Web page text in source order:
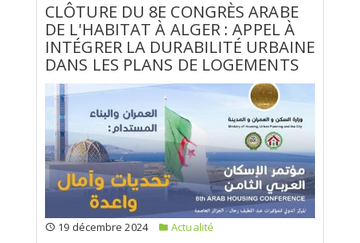
CLÔTURE DU 8E CONGRÈS ARABE
DE L'HABITAT À ALGER : APPEL À
INTÉGRER LA DURABILITÉ URBAINE
DANS LES PLANS DE LOGEMENTS
19 décembre 2024
Actualité